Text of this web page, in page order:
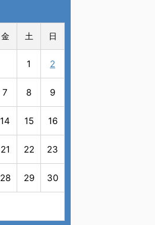
金 土 日
1 2
7 8 9
14 15 16
21 22 23
28 29 30